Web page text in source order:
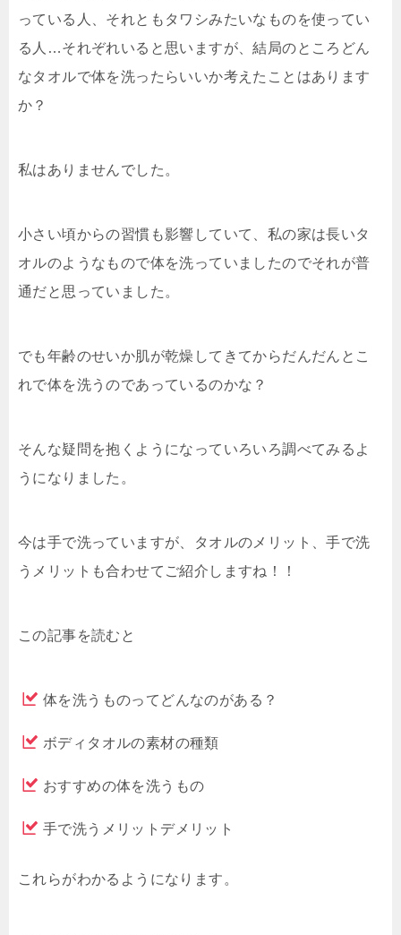
っている人、それともタワシみたいなものを使ってい
る人…それぞれいると思いますが、結局のところどん
なタオルで体を洗ったらいいか考えたことはあります
か？
私はありませんでした。
小さい頃からの習慣も影響していて、私の家は長いタ
オルのようなもので体を洗っていましたのでそれが普
通だと思っていました。
でも年齢のせいか肌が乾燥してきてからだんだんとこ
れで体を洗うのであっているのかな？
そんな疑問を抱くようになっていろいろ調べてみるよ
うになりました。
今は手で洗っていますが、タオルのメリット、手で洗
うメリットも合わせてご紹介しますね！！
この記事を読むと
体を洗うものってどんなのがある？
ボディタオルの素材の種類
おすすめの体を洗うもの
手で洗うメリットデメリット
これらがわかるようになります。